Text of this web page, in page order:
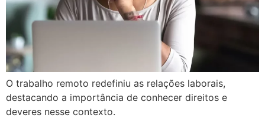
O trabalho remoto redefiniu as relações laborais,
destacando a importância de conhecer direitos e
deveres nesse contexto.